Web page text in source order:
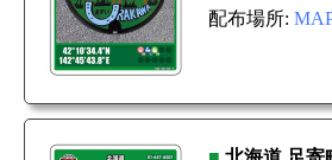
配布場所: